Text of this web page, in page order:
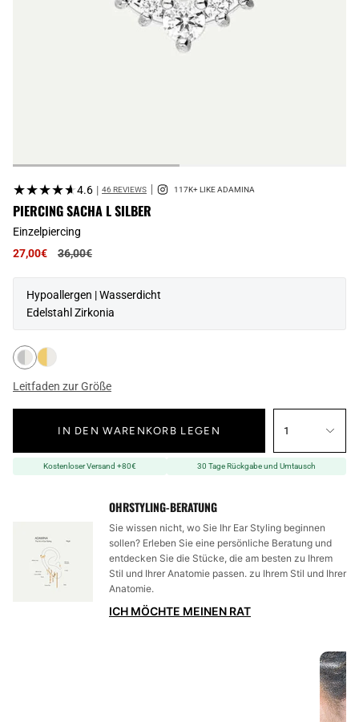
★★★★★
★★★★★4.6 | 46 REVIEWS
PIERCING SACHA L SILBER
Einzelpiercing
27,00€
Regulärer
36,00€
Hypoallergen | Wasserdicht
Edelstahl Zirkonia
Leitfaden zur Größe
1
IN DEN WARENKORB LEGEN
Kostenloser Versand +80€ 30 Tage Rückgabe und Umtausch
OHRSTYLING-BERATUNG
Sie wissen nicht, wo Sie Ihr Ear Styling beginnen
sollen? Erleben Sie eine persönliche Beratung und
entdecken Sie die Stücke, die am besten zu Ihrem
Stil und Ihrer Anatomie passen. zu Ihrem Stil und Ihrer
Anatomie.
ICH MÖCHTE MEINEN RAT